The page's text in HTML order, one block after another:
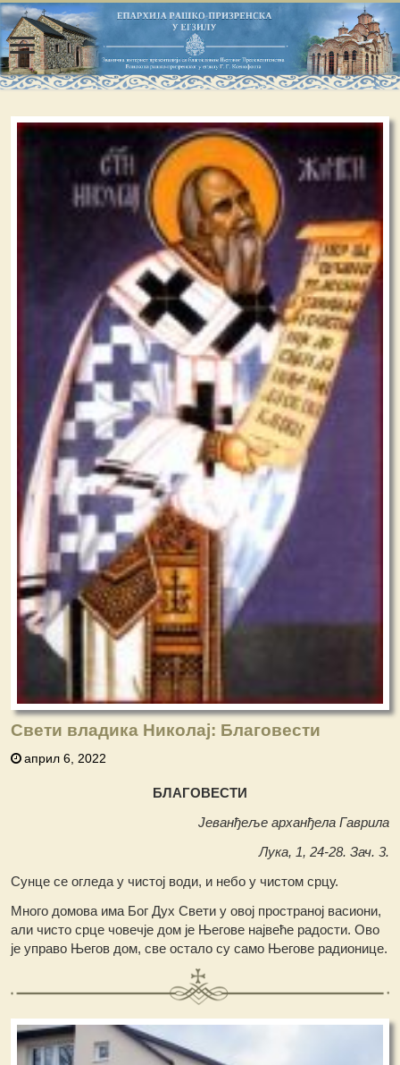
Свети владика Николај: Благовести
април 6, 2022
БЛАГОВЕСТИ
Јеванђеље арханђела Гаврила
Лука, 1, 24-28. Зач. 3.
Сунце се огледа у чистој води, и небо у чистом срцу.
Много домова има Бог Дух Свети у овој пространој васиони,
али чисто срце човечје дом је Његове највеће радости. Ово
је управо Његов дом, све остало су само Његове радионице.